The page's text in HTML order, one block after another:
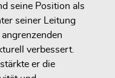
seine Position als
seiner Leitung
verbessert.
er die